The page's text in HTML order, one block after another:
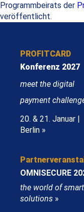
Programmbeirats der
veröffentlicht.
PROFITCARD
Konferenz 2027
meet the digital
payment
20. & 21. Januar |
Berlin »
OMNISECURE
the world of
solutions »